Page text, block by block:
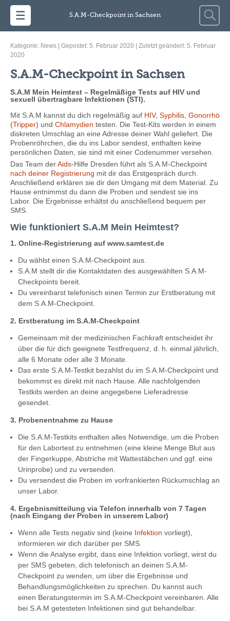
S.A.M-Checkpoint in Sachsen
Suche
nach:
Kategorie: News | Gepostet: 5. Februar 2020 | Zuletzt geändert: 5. Februar
2020
S.A.M-Checkpoint in Sachsen
S.A.M Mein Heimtest – Regelmäßige Tests auf HIV und
sexuell übertragbare Infektionen (STI).
Mit S.A.M kannst du dich regelmäßig auf HIV, Syphilis Gonorrhö
(Tripper) und Chlamydien testen. Die Test-Kits werden in einem
diskreten Umschlag an eine Adresse deiner Wahl geliefert. Die
Probenröhrchen, die du ins Labor sendest, enthalten keine
persönlichen Daten, sie sind mit einer Codenummer versehen.
Das Team derAids-Hilfe Dresden führt als S.A.M-Checkpoint
nach deiner Registrierung mit dir das Erstgespräch durch.
Anschließend erklären sie dir den Umgang mit dem Material. Zu
Hause entnimmst du dann die Proben und sendest sie ins
Labor. Die Ergebnisse erhältst du anschließend bequem per
SMS.
Wie funktioniert S.A.M Mein Heimtest?
1. Online-Registrierung auf www.samtest.de
Du wählst einen S.A.M-Checkpoint aus.
S.A.M stellt dir die Kontaktdaten des ausgewählten S.A.M-
Checkpoints bereit.
Du vereinbarst telefonisch einen Termin zur Erstberatung mit
dem S.A.M-Checkpoint.
2. Erstberatung im S.A.M-Checkpoint
Gemeinsam mit der medizinischen Fachkraft entscheidet ihr
über die für dich geeignete Testfrequenz, d. h. einmal jährlich,
alle 6 Monate oder alle 3 Monate.
Das erste S.A.M-Testkit bezahlst du im S.A.M-Checkpoint und
bekommst es direkt mit nach Hause. Alle nachfolgenden
Testkits werden an deine angegebene Lieferadresse
gesendet.
3. Probenentnahme zu Hause
Die S.A.M-Testkits enthalten alles Notwendige, um die Proben
für den Labortest zu entnehmen (eine kleine Menge Blut aus
der Fingerkuppe, Abstriche mit Wattestäbchen und ggf. eine
Urinprobe) und zu versenden.
Du versendest die Proben im vorfrankierten Rückumschlag an
unser Labor.
4. Ergebnismitteilung via Telefon innerhalb von 7 Tagen
(nach Eingang der Proben in unserem Labor)
Wenn alle Tests negativ sind (keine Infektion vorliegt),
informieren wir dich darüber per SMS.
Wenn die Analyse ergibt, dass eine Infektion vorliegt, wirst du
per SMS gebeten, dich telefonisch an deinen S.A.M-
Checkpoint zu wenden, um über die Ergebnisse und
Behandlungsmöglichkeiten zu sprechen. Du kannst auch
einen Beratungstermin im S.A.M-Checkpoint vereinbaren. Alle
bei S.A.M getesteten Infektionen sind gut behandelbar.